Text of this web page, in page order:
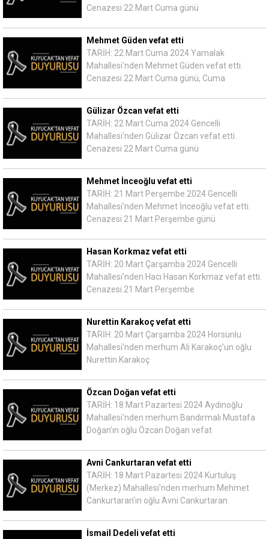
Cenazesi 22 Mart Cuma günü
Mehmet Güden vefat etti
TARİH: 22 Mart Cuma 2024 Yamalak
Mahallesi'nden Mehmet Güden vefat etti.
Cenazesi 22 Mart Cuma günü, Cuma
Gülizar Özcan vefat etti
TARİH: 22 Mart Cuma 2024 Gencelli
Mahallesi'nden Gülizar Özcan vefat etti.
Cenazesi 22 Mart Cuma günü
Mehmet İnceoğlu vefat etti
TARİH: 21 Mart Perşembe 2024 Gencelli
Mahallesi'nden Mehmet İnceoğlu vefat etti.
Cenazesi 21 Mart Perşembe günü
Hasan Korkmaz vefat etti
TARİH: 20 Mart Çarşamba 2024 Gencelli
Mahallesi'nden Hacı Hasan Korkmaz vefat etti.
Cenazesi 21 Mart Perşembe
Nurettin Karakoç vefat etti
TARİH: 20 Mart Çarşamba 2024 Horsunlu
Mahallesi'nden merhum Ali Karakoç'un oğlu
Nurettin Karakoç
Özcan Doğan vefat etti
TARİH: 18 Mart Pazartesi 2024 Aydınoğlu
Mahallesi'nden merhum Bandırmalı Mustafa
Doğan'ın oğlu Özcan Doğan vefat
Avni Cankurtaran vefat etti
TARİH: 18 Mart Pazartesi 2024 Kurtuluş
(Merkez) Mahallesi'nden merhum Mehmet
Cankurtaran'ın oğlu Avni Cankurtaran
İsmail Dedeli vefat etti